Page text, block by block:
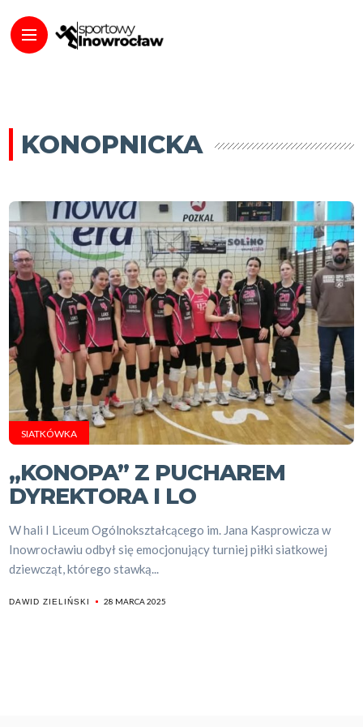
KONOPNICKA
SIATKÓWKA
,,KONOPA” Z PUCHAREM
DYREKTORA I LO
W hali I Liceum Ogólnokształcącego im. Jana Kasprowicza w
Inowrocławiu odbył się emocjonujący turniej piłki siatkowej
dziewcząt, którego stawką...
DAWID ZIELIŃSKI 28 MARCA 2025